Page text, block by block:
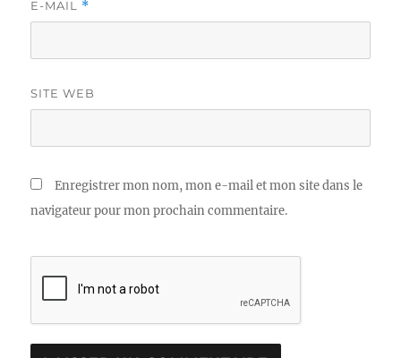
E-MAIL *
SITE WEB
Enregistrer mon nom, mon e-mail et mon site dans le
navigateur pour mon prochain commentaire.